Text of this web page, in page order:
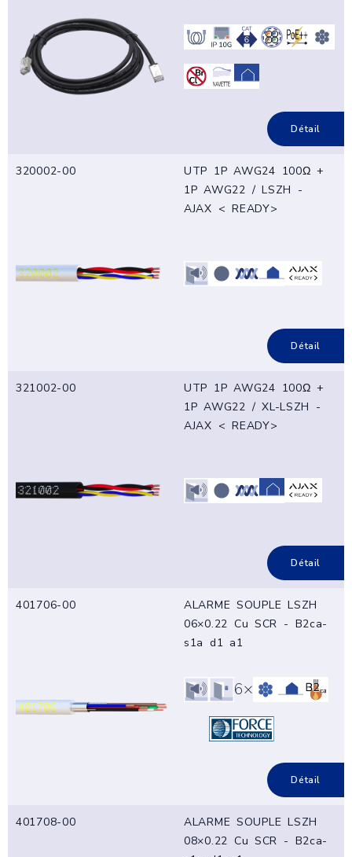
Détail
320002-00
UTP 1P AWG24 100Ω +
1P AWG22 / LSZH -
AJAX < READY>
Détail
321002-00
UTP 1P AWG24 100Ω +
1P AWG22 / XL-LSZH -
AJAX < READY>
Détail
401706-00
ALARME SOUPLE LSZH
06×0.22 Cu SCR - B2ca-
s1a d1 a1
6×
Détail
401708-00
ALARME SOUPLE LSZH
08×0.22 Cu SCR - B2ca-